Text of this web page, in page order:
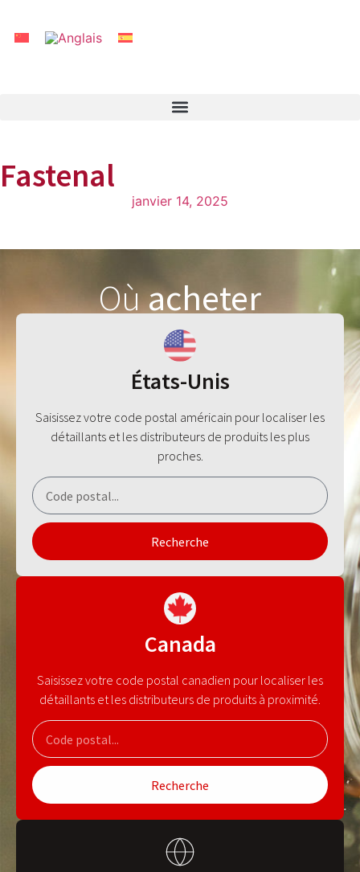
Fastenal
janvier 14, 2025
Oùacheter
États-Unis
Saisissez votre code postal américain pour localiser les
détaillants et les distributeurs de produits les plus
proches.
Recherche
Canada
Saisissez votre code postal canadien pour localiser les
détaillants et les distributeurs de produits à proximité.
Recherche